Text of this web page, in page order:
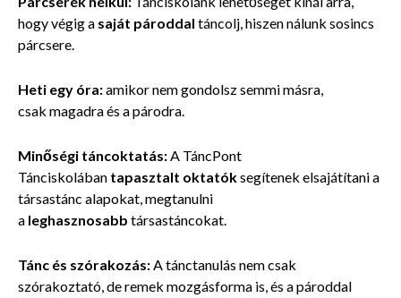
hogy végig a saját pároddal táncolj, hiszen nálunk sosincs
párcsere.
Heti egy óra:amikor nem gondolsz semmi másra,
csak magadraés a párodra.
Minőségi táncoktatás:A TáncPont
Tánciskolában tapasztalt oktatóksegítenek elsajátítani a
társastánc alapokat, megtanulni
a leghasznosabb társastáncokat.
Tánc és szórakozás:A tánctanulás nem csak
szórakoztató, de remek mozgásforma is, és a pároddal